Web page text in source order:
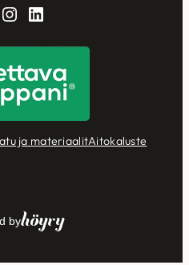
Instagram
LinkedIn
ja materiaalitAitokaluste
byHöyry